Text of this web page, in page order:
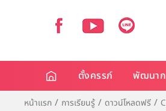
ตั้งครรภ์ พัฒนาก
หน้าแรก การเรียนรู้ ดาวน์โหลดฟรี